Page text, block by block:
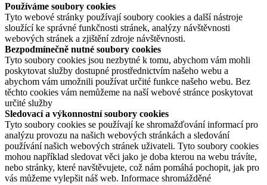
Používáme soubory cookies
Tyto webové stránky používají soubory cookies a další nástroje
sloužící ke správné funkčnosti stránek, analýzy návštěvnosti
webových stránek a zjištění zdroje návštěvnosti.
Bezpodmínečně nutné soubory cookies
Tyto soubory cookies jsou nezbytné k tomu, abychom vám mohli
poskytovat služby dostupné prostřednictvím našeho webu a
abychom vám umožnili používat určité funkce našeho webu. Bez
těchto cookies vám nemůžeme na naší webové stránce poskytovat
určité služby
Sledovací a výkonnostní soubory cookies
Tyto soubory cookies se používají ke shromažďování informací pro
analýzu provozu na našich webových stránkách a sledování
používání našich webových stránek uživateli. Tyto soubory cookies
mohou například sledovat věci jako je doba kterou na webu trávíte,
nebo stránky, které navštěvujete, což nám pomáhá pochopit, jak pro
vás můžeme vylepšit náš web. Informace shromážděné